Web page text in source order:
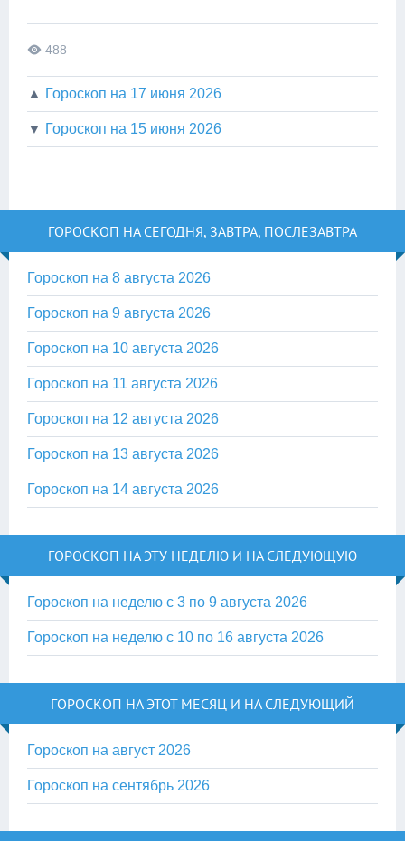
488
▲ Гороскоп на 17 июня 2026
▼ Гороскоп на 15 июня 2026
ГОРОСКОП НА СЕГОДНЯ, ЗАВТРА, ПОСЛЕЗАВТРА
Гороскоп на 8 августа 2026
Гороскоп на 9 августа 2026
Гороскоп на 10 августа 2026
Гороскоп на 11 августа 2026
Гороскоп на 12 августа 2026
Гороскоп на 13 августа 2026
Гороскоп на 14 августа 2026
ГОРОСКОП НА ЭТУ НЕДЕЛЮ И НА СЛЕДУЮЩУЮ
Гороскоп на неделю с 3 по 9 августа 2026
Гороскоп на неделю с 10 по 16 августа 2026
ГОРОСКОП НА ЭТОТ МЕСЯЦ И НА СЛЕДУЮЩИЙ
Гороскоп на август 2026
Гороскоп на сентябрь 2026